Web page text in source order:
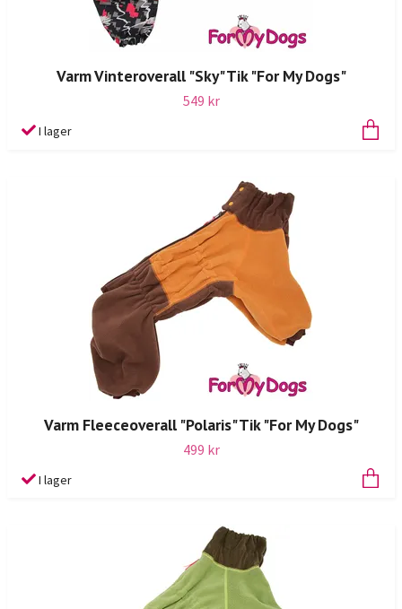
Varm Vinteroverall "Sky" Tik "For My Dogs"
549 kr
I lager
Varm Fleeceoverall "Polaris" Tik "For My Dogs"
499 kr
I lager